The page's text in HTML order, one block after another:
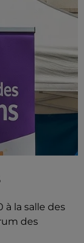
à la salle des
des